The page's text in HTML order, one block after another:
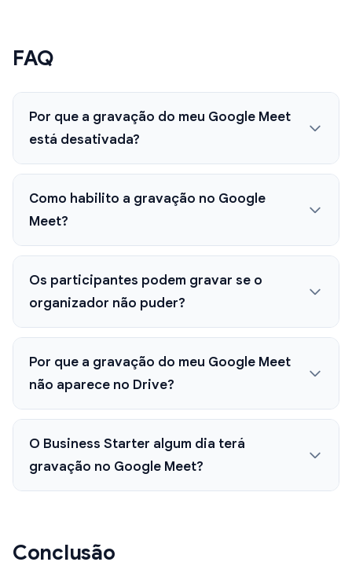
FAQ
Por que a gravação do meu Google Meet
está desativada?
Como habilito a gravação no Google
Meet?
Os participantes podem gravar se o
organizador não puder?
Por que a gravação do meu Google Meet
não aparece no Drive?
O Business Starter algum dia terá
gravação no Google Meet?
Conclusão